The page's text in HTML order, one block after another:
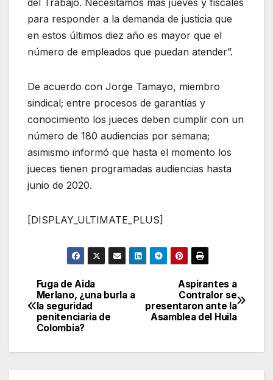
del Trabajo. Necesitamos más jueves y fiscales
para responder a la demanda de justicia que
en estos últimos diez año es mayor que el
número de empleados que puedan atender”.
De acuerdo con Jorge Tamayo, miembro
sindical; entre procesos de garantías y
conocimiento los jueces deben cumplir con un
número de 180 audiencias por semana;
asimismo informó que hasta el momento los
jueces tienen programadas audiencias hasta
junio de 2020.
[DISPLAY_ULTIMATE_PLUS]
Navegación
de
Aspirantes a
Contralor se
presentaron ante la
Asamblea del Huila
Fuga de Aida
Merlano, ¿una burla a
la seguridad
penitenciaria de
Colombia?